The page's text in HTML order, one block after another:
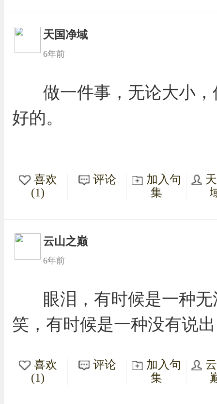
天国净域
6年前
做一件事，无论大小
好的。
喜欢
(1)
评论
加入句
集
云山之巅
6年前
眼泪，有时候是一种
笑，有时候是一种没有说
喜欢
(1)
评论
加入句
集